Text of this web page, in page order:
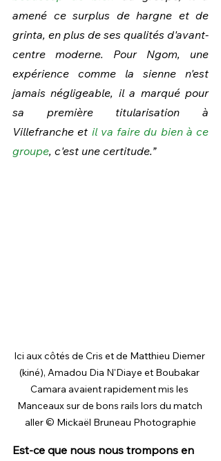
amené ce surplus de hargne et de
grinta, en plus de ses qualités d'avant-
centre moderne. Pour Ngom, une
expérience comme la sienne n'est
jamais négligeable, il a marqué pour
sa première titularisation à
Villefranche et il va faire du bien à ce
groupe, c'est une certitude.”
Ici aux côtés de Cris et de Matthieu Diemer
(kiné), Amadou Dia N'Diaye et Boubakar
Camara avaient rapidement mis les
Manceaux sur de bons rails lors du match
aller © Mickaël Bruneau Photographie
Est-ce que nous nous trompons en